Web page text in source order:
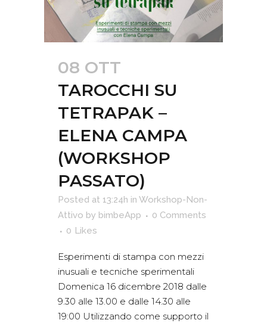
08 OTT
TAROCCHI SU
TETRAPAK –
ELENA CAMPA
(WORKSHOP
PASSATO)
Posted at 13:24h in Workshop-Non-
Attivo by bimbeApp
0 Comments
0 Likes
Esperimenti di stampa con mezzi
inusuali e tecniche sperimentali
Domenica 16 dicembre 2018 dalle
9.30 alle 13.00 e dalle 14.30 alle
19:00 Utilizzando come supporto il